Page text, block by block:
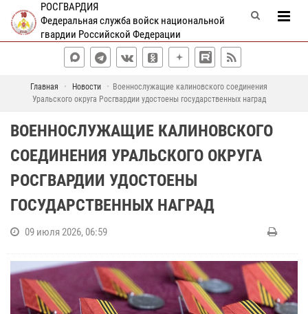
РОСГВАРДИЯ
Федеральная служба войск национальной
гвардии Российской Федерации
Главная Новости
Военнослужащие калиновского соединения
Уральского округа Росгвардии удостоены государственных наград
ВОЕННОСЛУЖАЩИЕ КАЛИНОВСКОГО
СОЕДИНЕНИЯ УРАЛЬСКОГО ОКРУГА
РОСГВАРДИИ УДОСТОЕНЫ
ГОСУДАРСТВЕННЫХ НАГРАД
09 июля 2026, 06:59